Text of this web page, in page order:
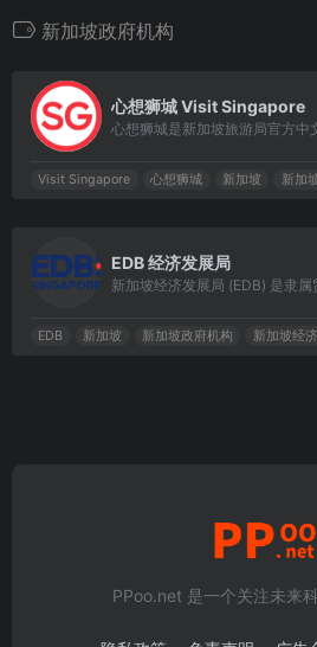
新加坡政府机构
心想狮城 Visit Singapore
心想狮城是新加坡旅游局官方中
Visit Singapore 心想狮城 新加坡 新加
EDB 经济发展局
EDB 新加坡 新加坡政府机构 新加坡经
PPoo.net 是一个关注未来